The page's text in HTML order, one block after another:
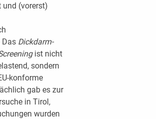
(vorerst)
Das Dickdarm-
ist nicht
sondern
konforme
gab es zur
in Tirol,
wurden